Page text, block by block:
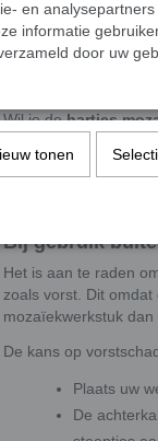
Ruitvormen en
Driehoekjes
Wil je dehartjes
Voeg een uniek
. Bestel nu
Bij gebruik
Het is aan te raden
zoals vorst. Dit
mozaïekwerkstuk dan
De kans op
Plaats uw
De
en
informatie
door uw
tonen